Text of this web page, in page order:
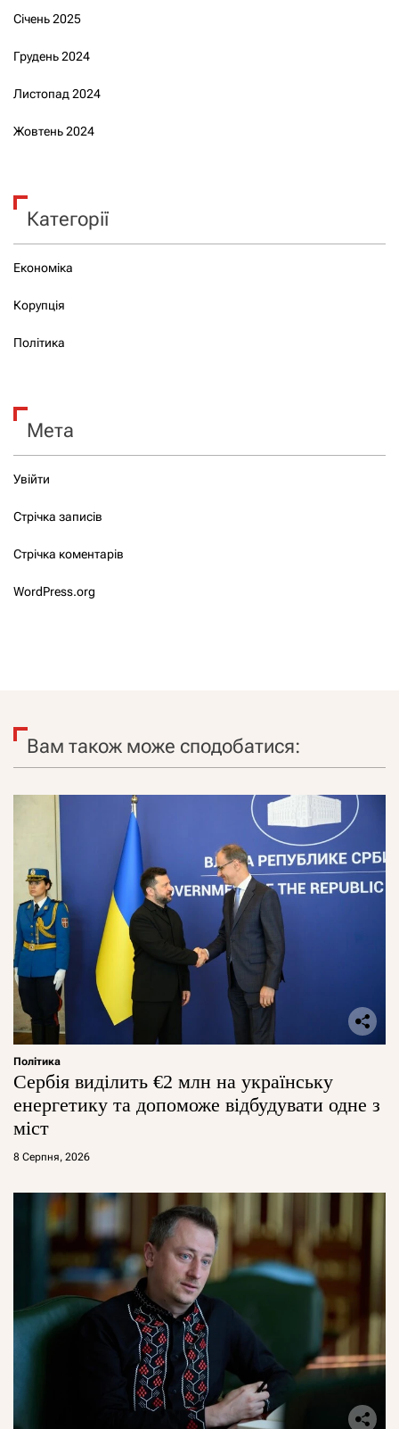
Січень 2025
Грудень 2024
Листопад 2024
Жовтень 2024
Категорії
Економіка
Корупція
Політика
Мета
Увійти
Стрічка записів
Стрічка коментарів
WordPress.org
Вам також може сподобатися:
Політика
Сербія виділить €2 млн на українську
енергетику та допоможе відбудувати одне з
міст
8 Серпня, 2026